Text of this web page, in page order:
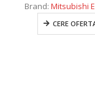
Brand: Mitsubishi
CERE